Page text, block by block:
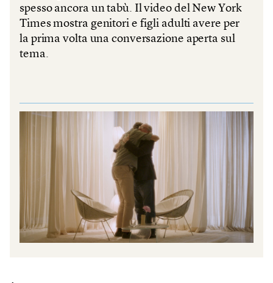
spesso ancora un tabù. Il video del New York
Times mostra genitori e figli adulti avere per
la prima volta una conversazione aperta sul
tema.